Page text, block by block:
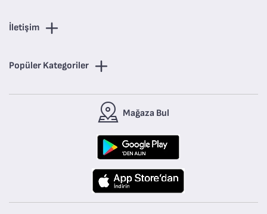
İletişim
Popüler Kategoriler
Mağaza Bul